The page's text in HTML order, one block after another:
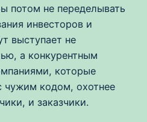
потом не переделывать
инвесторов и
выступает не
а конкурентным
которые
чужим кодом, охотнее
и заказчики.